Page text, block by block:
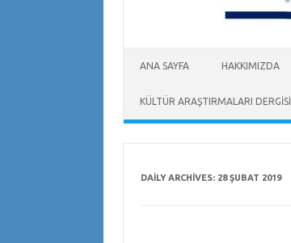
ANA SAYFA HAKKIMIZDA
KÜLTÜR ARAŞTIRMALARI DERGİSİ
DAILY ARCHIVES: 28 ŞUBAT 2019